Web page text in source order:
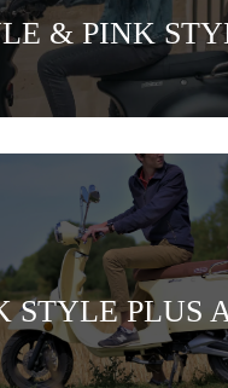
& PINK
STYLE PLUS